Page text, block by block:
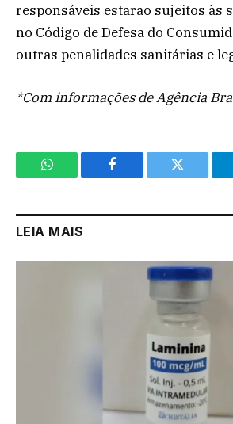
responsáveis estarão sujeitos às
no Código de Defesa do
outras penalidades sanitárias e
*Com informações de Agência
WhatsApp Facebook Twitter
LEIA MAIS